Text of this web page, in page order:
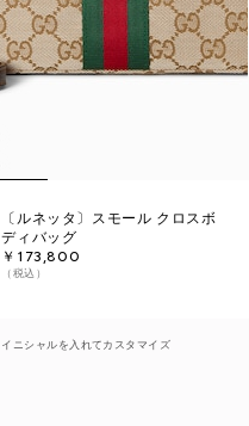
〔ルネッタ〕スモール クロスボ
ディバッグ
￥173,800
（税込）
イニシャルを入れてカスタマイズ